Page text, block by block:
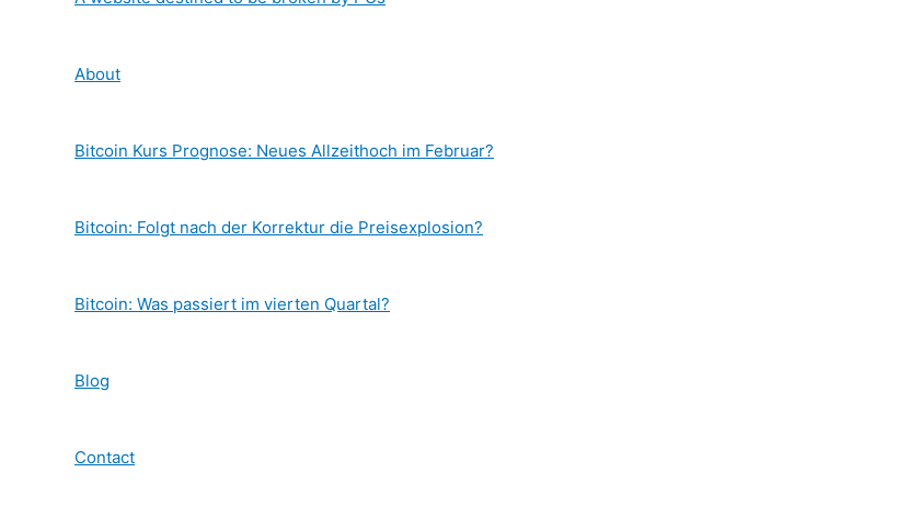
About
Bitcoin Kurs Prognose: Neues Allzeithoch im Februar?
Bitcoin: Folgt nach der Korrektur die Preisexplosion?
Bitcoin: Was passiert im vierten Quartal?
Blog
Contact